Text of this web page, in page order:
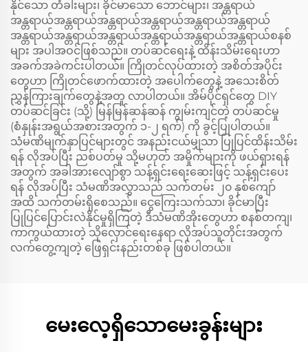
နိုင်သော တံခါးများ၊ ခိုင်မာသော ဘောင်များ၊ အန္တရာယ်
အန္တရာယ်အန္တရာယ်အန္တရာယ်အန္တရာယ်အန္တရာယ်အန္တရာယ်
အန္တရာယ်အန္တရာယ်အန္တရာယ်အန္တရာယ်အန္တရာယ်အန္တရာယ်စနစ်
များ အပါအဝင်ဖြစ်သည်။ တပ်ဆင်ရေးနဲ့ ထိန်းသိမ်းရေးဟာ
အခက်အခဲကင်းပါတယ်။ ကြိုတင်လုပ်ထားတဲ့ အစိတ်အပိုင်း
တွေဟာ ကြိုတင်ဖောက်ထားတဲ့ အပေါက်တွေနဲ့ အသေးစိတ်
ညွှန်ကြားချက်တွေနဲ့အတူ လာပါတယ်။ အိမ်ပိုင်ရှင်တွေ DIY
တပ်ဆင်ခြင်း (သို့) မြန်မြန်ဆန်ဆန် ကျွမ်းကျင်တဲ့ တပ်ဆင်မှု
(စံနှုန်းအရွယ်အစားအတွက် ၁-၂ ရက်) ကို ခွင့်ပြုပါတယ်။
သံမဏိမျက်နှာပြင်များတွင် အနည်းငယ်မျှသာ ပြုပြင်ထိန်းသိမ်း
ရန် လိုအပ်ပြီး ညစ်ပတ်မှု သို့မဟုတ် အမှိုက်များကို ဖယ်ရှားရန်
အတွက် အခါအားလျော်စွာ သန့်ရှင်းရေးဆေးဖြင့် သန့်ရှင်းပေး
ရန် လိုအပ်ပြီး သံမဏိအလွှာသည် သက်တမ်း ၂၀ နှစ်ကျော်
အထိ သက်တမ်းရှိစေသည်။ ငွေကြေးသက်သာ၊ ခိုင်မာပြီး
ပြုပြင်ပြောင်းလဲနိုင်မှုရှိကြတဲ့ ဒီသံမဏိအိုးတွေဟာ စနစ်တကျ၊
ကာကွယ်ထားတဲ့ သိုလှောင်ရေးနေရာ လိုအပ်သူတိုင်းအတွက်
လက်တွေ့ကျတဲ့ ဖြေရှင်းနည်းတစ်ခု ဖြစ်ပါတယ်။
မေးလေ့ရှိသောမေးခွန်းများ